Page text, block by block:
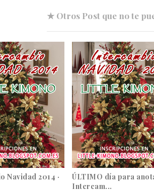
★ Otros Post que no te
Navidad 2014 ·
ÚLTIMO día para
Intercam...